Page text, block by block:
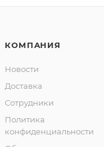
КОМПАНИЯ
Новости
Доставка
Сотрудники
Политика
конфиденциальности